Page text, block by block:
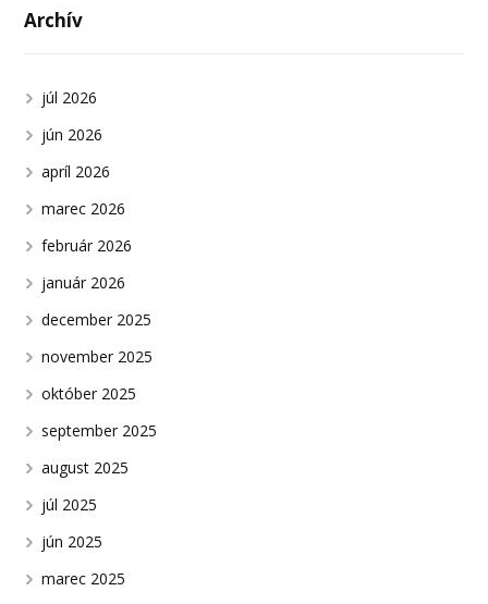
Archív
júl 2026
jún 2026
apríl 2026
marec 2026
február 2026
január 2026
december 2025
november 2025
október 2025
september 2025
august 2025
júl 2025
jún 2025
marec 2025